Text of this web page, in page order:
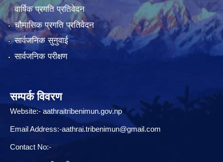
वार्षिक प्रगति प्रतिवेदन
चौमासिक प्रगति प्रतिवेदन
सार्वजनिक सुनुवाई
सार्वजनिक परीक्षण
सम्पर्क विवरण
Website:-aathraitribenimun.gov.np
Email Address:-aathrai.tribenimun@gmail.com
Contact No:-